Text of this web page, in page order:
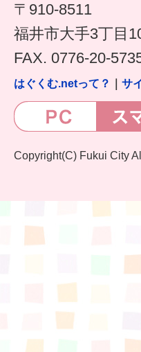
〒910-8511
福井市大手3丁目
FAX. 0776-20-
はぐくむ.netって？ サ
Copyright(C) Fukui City